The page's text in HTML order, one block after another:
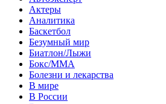
Актеры
Аналитика
Баскетбол
Безумный мир
Биатлон/Лыжи
Бокс/MMA
Болезни и лекарства
В мире
В России